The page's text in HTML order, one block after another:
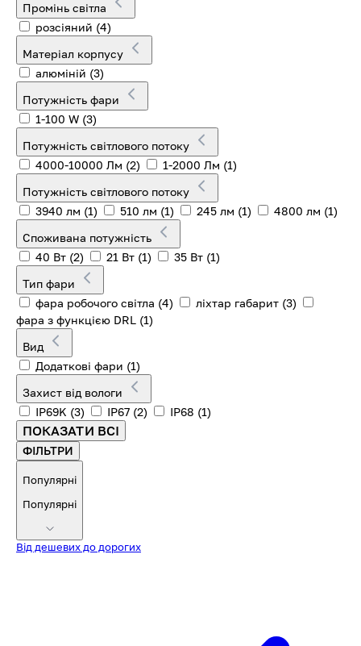
Промінь світла
розсіяний (4)
Матеріал корпусу
алюміній (3)
Потужність фари
1-100 W (3)
Потужність світлового потоку
4000-10000 Лм (2) 1-2000 Лм (1)
Потужність світлового потоку
3940 лм (1) 510 лм (1) 245 лм (1) 4800 лм (1)
Споживана потужність
40 Вт (2) 21 Вт (1) 35 Вт (1)
Тип фари
фара робочого світла (4) ліхтар габарит (3)
фара з функцією DRL (1)
Вид
Додаткові фари (1)
Захист від вологи
IP69K (3) IP67 (2) IP68 (1)
ПОКАЗАТИ ВСІ
ФІЛЬТРИ
Популярні
Популярні
Від дешевих до дорогих